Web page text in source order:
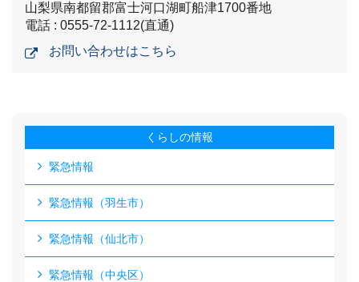
山梨県南都留郡富士河口湖町船津1700番地
電話 : 0555-72-1112(直通)
お問い合わせはこちら
くらしの情報
緊急情報
緊急情報（羽生市）
緊急情報（仙北市）
緊急情報（中央区）